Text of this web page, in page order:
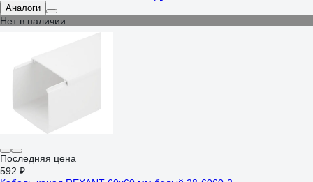
Аналоги
Нет в наличии
Последняя цена
592 ₽